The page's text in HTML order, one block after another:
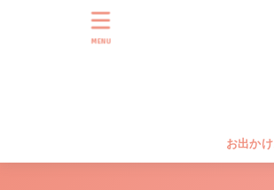
お出か
MENU